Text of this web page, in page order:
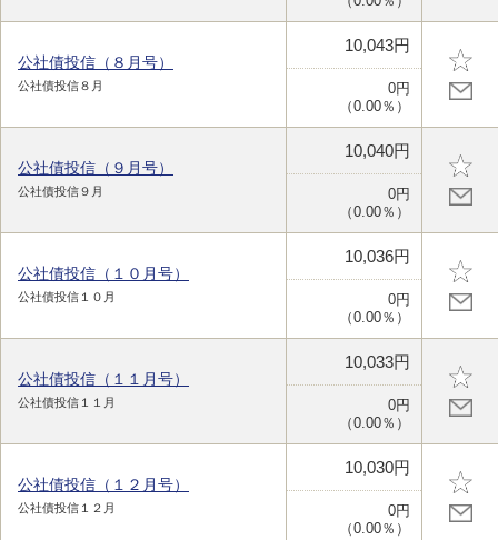
公社債投信（８月号）
公社債投信８月
10,043円
0円
（0.00％）
公社債投信（９月号）
公社債投信９月
10,040円
0円
（0.00％）
公社債投信（１０月号）
公社債投信１０月
10,036円
0円
（0.00％）
公社債投信（１１月号）
公社債投信１１月
10,033円
0円
（0.00％）
公社債投信（１２月号）
公社債投信１２月
10,030円
0円
（0.00％）